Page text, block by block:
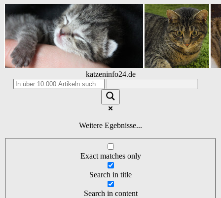
katzeninfo24.de
Weitere Egebnisse...
Exact matches only
Search in title
Search in content